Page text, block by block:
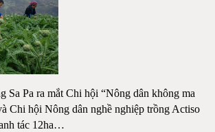
Sa Pa ra mắt Chi hội “Nông dân không ma
Chi hội Nông dân nghề nghiệp trồng Actiso
tác 12ha…